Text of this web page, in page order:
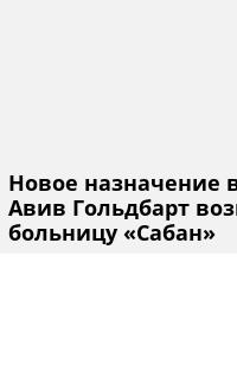
Новое назначение
Авив Гольдбарт
больницу «Сабан»